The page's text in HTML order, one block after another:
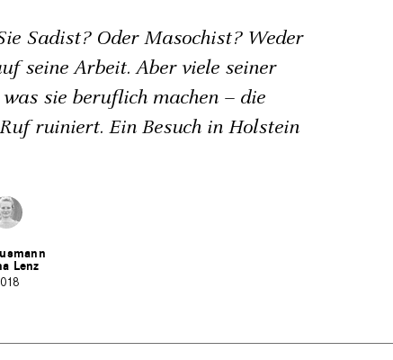
Sadist? Oder Masochist? Weder
seine Arbeit. Aber viele seiner
sie beruflich machen – die
ruiniert. Ein Besuch in Holstein
Lenz